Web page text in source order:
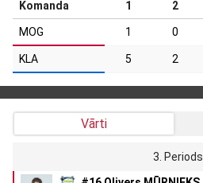
Komanda 1 2
MOG 1 0
KLA 5 2
Vārti
3. Periods